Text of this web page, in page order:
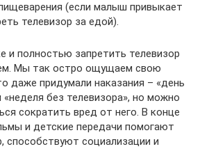
(если малыш привыкает
телевизор за едой).
и полностью запретить телевизор
Мы так остро ощущаем свою
даже придумали наказания – «день
«неделя без телевизора», но можно
сократить вред от него. В конце
и детские передачи помогают
способствуют социализации и